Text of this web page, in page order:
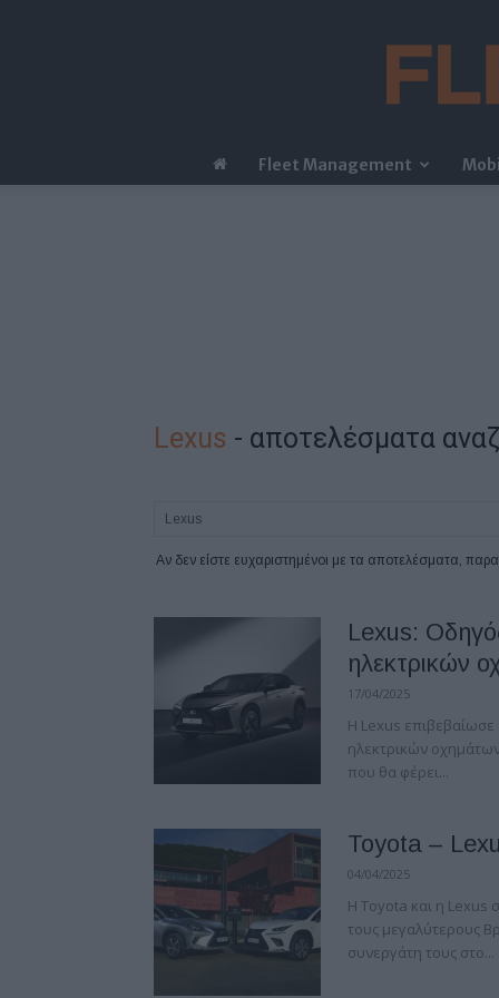
Fleet Management
Lexus - αποτελέσματα
Αν δεν είστε ευχαριστημένοι με τα αποτελέσματα,
Lexus:
ηλεκτρικών
17/04/2025
Η Lexus επιβεβαίωσε
ηλεκτρικών
που θα φέρει...
Toyota –
04/04/2025
Η Toyota και η Lexus
τους μεγαλύτερους
συνεργάτη τους στο...